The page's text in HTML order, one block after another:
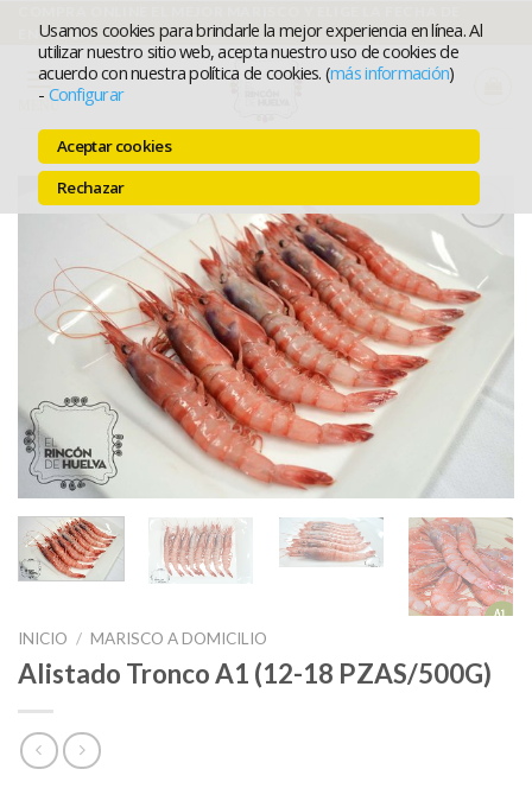
Usamos cookies para brindarle la mejor experiencia en línea. Al
utilizar nuestro sitio web, acepta nuestro uso de cookies de
acuerdo con nuestra política de cookies. (más información)
- Configurar
Aceptar cookies
Rechazar
contenido
ENTREGA
MENÚ
Añadir a
favoritos
INICIO / MARISCO A DOMICILIO
Alistado Tronco A1 (12-18 PZAS/500G)